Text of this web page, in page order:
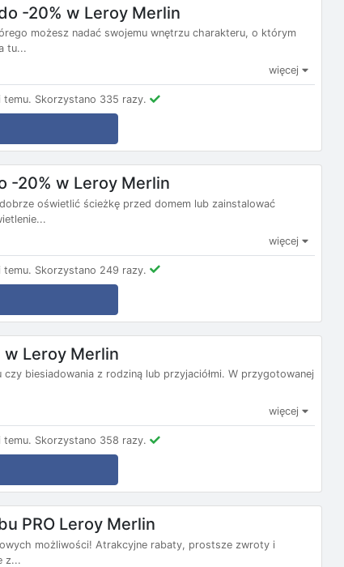
-20% w Leroy Merlin
możesz nadać swojemu wnętrzu charakteru, o którym
tu...
więcej
temu. Skorzystano 335 razy.
-20% w Leroy Merlin
oświetlić ścieżkę przed domem lub zainstalować
więcej
temu. Skorzystano 249 razy.
w Leroy Merlin
biesiadowania z rodziną lub przyjaciółmi. W przygotowanej
więcej
temu. Skorzystano 358 razy.
PRO Leroy Merlin
możliwości! Atrakcyjne rabaty, prostsze zwroty i
z...